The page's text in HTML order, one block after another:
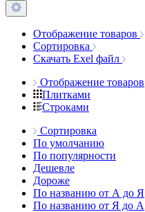
Отображение товаров
Сортировка
Скачать Exel файл
Отображение товаров
Плитками
Строками
Сортировка
По умолчанию
По популярности
Дешевле
Дороже
По названию от А до Я
По названию от Я до А